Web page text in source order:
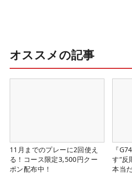
オススメの記事
11月までのプレーに2回使え
る！コース限定3,500円クー
ポン配布中！
『
す“反
本当